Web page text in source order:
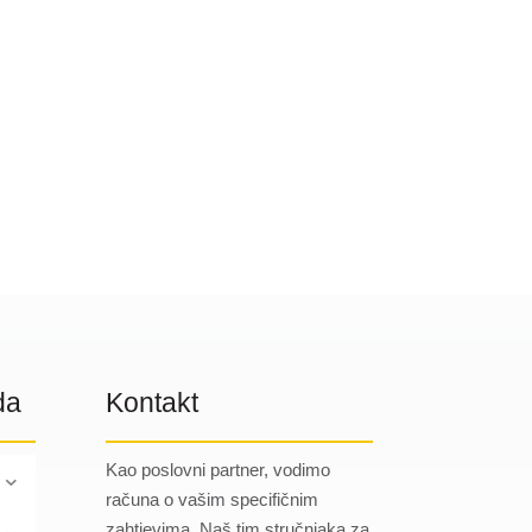
Kontakt
Kao poslovni partner, vodimo
računa o vašim specifičnim